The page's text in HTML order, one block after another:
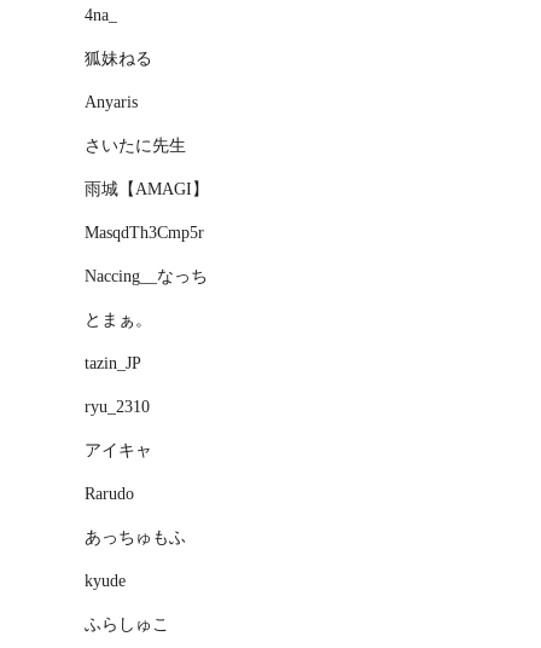
4na_
狐妹ねる
Anyaris
さいたに先生
雨城【AMAGI】
MasqdTh3Cmp5r
Naccing__なっち
とまぁ。
tazin_JP
ryu_2310
アイキャ
Rarudo
あっちゅもふ
kyude
ふらしゅこ